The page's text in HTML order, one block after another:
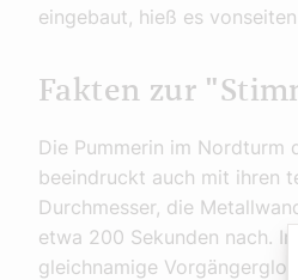
eingebaut, hieß es
Fakten zur
Die Pummerin im Nordturm
beeindruckt auch mit ihren
Durchmesser, die
etwa 200 Sekunden nach.
gleichnamige